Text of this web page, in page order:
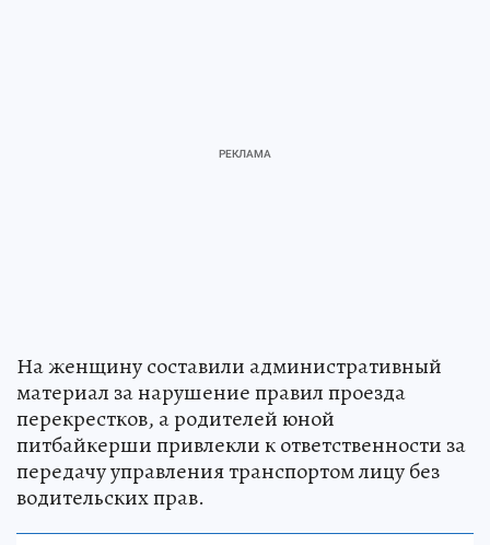
На женщину составили административный
материал за нарушение правил проезда
перекрестков, а родителей юной
питбайкерши привлекли к ответственности за
передачу управления транспортом лицу без
водительских прав.